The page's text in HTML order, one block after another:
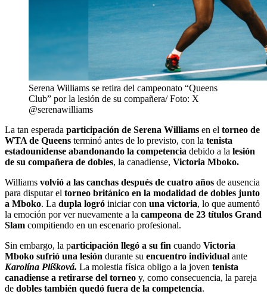
Serena Williams se retira del campeonato “Queens
Club” por la lesión de su compañera/ Foto: X
@serenawilliams
La tan esperada participación de Serena Williams en el torneo de
WTA de Queens terminó antes de lo previsto, con la tenista
estadounidense abandonando la competencia debido a la lesión
de su compañera de dobles, la canadiense, Victoria Mboko.
Williams volvió a las canchas después de cuatro años de ausencia
para disputar el torneo británico en la modalidad de dobles junto
a Mboko. La dupla logró iniciar con una victoria, lo que aumentó
la emoción por ver nuevamente a la campeona de 23 títulos Grand
Slam compitiendo en un escenario profesional.
Sin embargo, la participación llegó a su fin cuando Victoria
Mboko sufrió una lesión durante su encuentro individual ante
Karolína Plíšková. La molestia física obligo a la joven tenista
canadiense a retirarse del torneo y, como consecuencia, la pareja
de dobles también quedó fuera de la competencia.